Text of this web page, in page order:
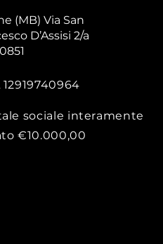
(MB) Via San
D’Assisi 2/a
12919740964
sociale interamente
€10.000,00